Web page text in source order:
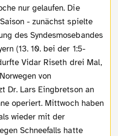
nur gelaufen. Die
- zunächst spielte
des Syndesmosebandes
(13. 10. bei der 1:5-
Vidar Riseth drei Mal,
von
Dr. Lars Eingbretson an
operiert. Mittwoch haben
wieder mit der
Schneefalls hatte